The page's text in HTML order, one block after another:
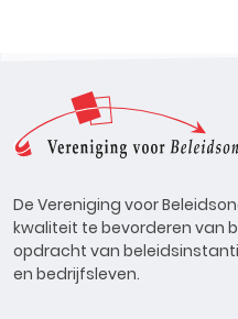
De Vereniging voor
kwaliteit te bevorderen van
opdracht van
en bedrijfsleven.